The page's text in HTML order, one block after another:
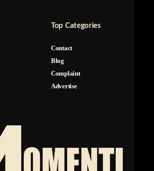
Top Categories
Contact
Blog
Complaint
Advertise